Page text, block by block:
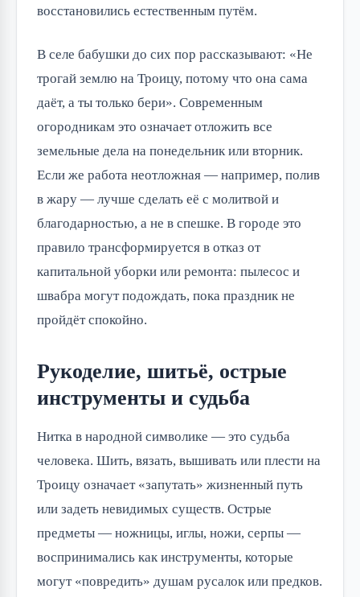
восстановились естественным путём.
В селе бабушки до сих пор рассказывают: «Не
трогай землю на Троицу, потому что она сама
даёт, а ты только бери». Современным
огородникам это означает отложить все
земельные дела на понедельник или вторник.
Если же работа неотложная — например, полив
в жару — лучше сделать её с молитвой и
благодарностью, а не в спешке. В городе это
правило трансформируется в отказ от
капитальной уборки или ремонта: пылесос и
швабра могут подождать, пока праздник не
пройдёт спокойно.
Рукоделие, шитьё, острые
инструменты и судьба
Нитка в народной символике — это судьба
человека. Шить, вязать, вышивать или плести на
Троицу означает «запутать» жизненный путь
или задеть невидимых существ. Острые
предметы — ножницы, иглы, ножи, серпы —
воспринимались как инструменты, которые
могут «повредить» душам русалок или предков.